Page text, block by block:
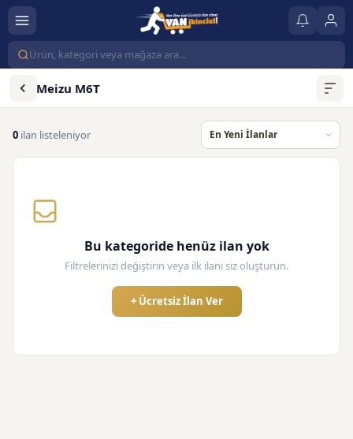
Meizu M6T
0 ilan listeleniyor
Bu kategoride henüz ilan yok
Filtrelerinizi değiştirin veya ilk ilanı siz oluşturun.
+ Ücretsiz İlan Ver